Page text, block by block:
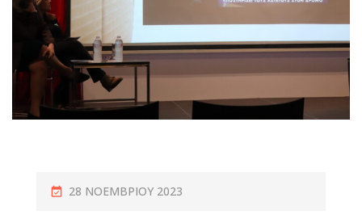
28 ΝΟΕΜΒΡΊΟΥ 2023